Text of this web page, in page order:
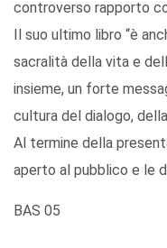
controverso rapporto
Il suo ultimo libro “è
sacralità della vita e
insieme, un forte
cultura del dialogo,
Al termine della
aperto al pubblico e le
BAS 05